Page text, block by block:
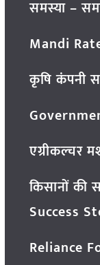
समस्या –
Mandi
कृषि कंपनी
एग्रीकल्चर
किसानों की
Success
Reliance